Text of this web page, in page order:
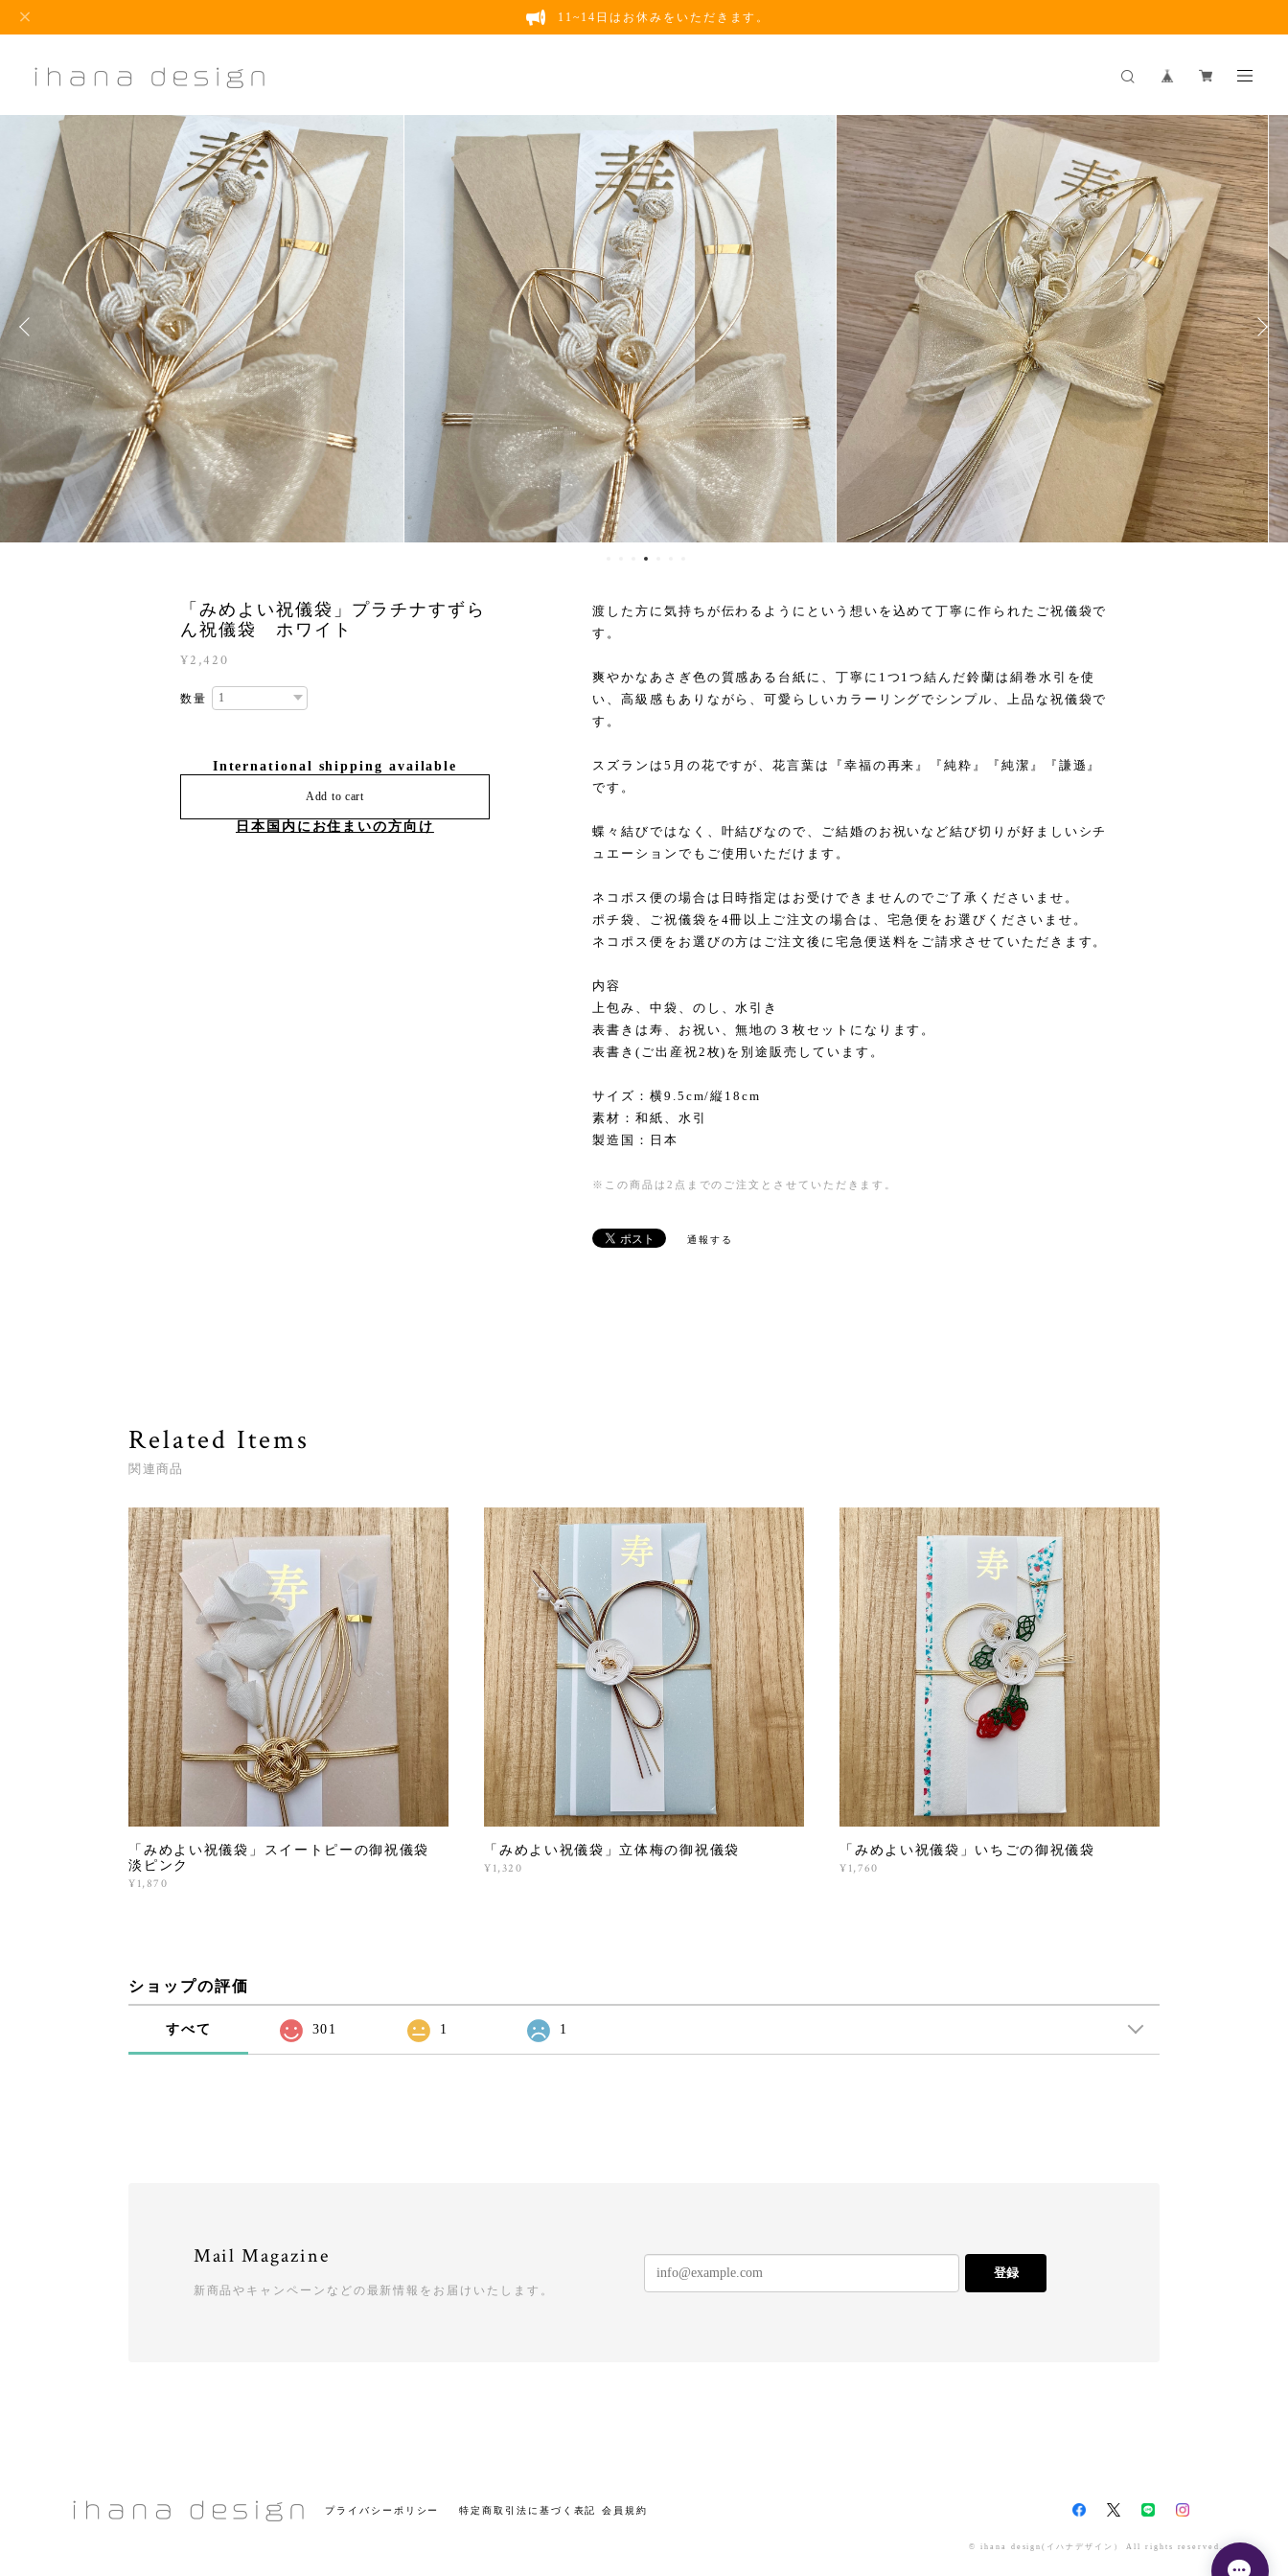
11~14日はお休みをいただきます。
「みめよい祝儀袋」プラチナすずら
ん祝儀袋 ホワイト
¥2,420
数量
International shipping available
Add to cart
日本国内にお住まいの方向け
渡した方に気持ちが伝わるようにという想いを込めて丁寧に作られたご祝儀袋で
す。
爽やかなあさぎ色の質感ある台紙に、丁寧に1つ1つ結んだ鈴蘭は絹巻水引を使
い、高級感もありながら、可愛らしいカラーリングでシンプル、上品な祝儀袋で
す。
スズランは5月の花ですが、花言葉は『幸福の再来』『純粋』『純潔』『謙遜』
です。
蝶々結びではなく、叶結びなので、ご結婚のお祝いなど結び切りが好ましいシチ
ュエーションでもご使用いただけます。
ネコポス便の場合は日時指定はお受けできませんのでご了承くださいませ。
ポチ袋、ご祝儀袋を4冊以上ご注文の場合は、宅急便をお選びくださいませ。
ネコポス便をお選びの方はご注文後に宅急便送料をご請求させていただきます。
内容
上包み、中袋、のし、水引き
表書きは寿、お祝い、無地の３枚セットになります。
表書き(ご出産祝2枚)を別途販売しています。
サイズ：横9.5cm/縦18cm
素材：和紙、水引
製造国：日本
※この商品は2点までのご注文とさせていただきます。
通報する
Related Items
関連商品
「みめよい祝儀袋」スイートピーの御祝儀袋
淡ピンク
¥1,870
「みめよい祝儀袋」立体梅の御祝儀袋
¥1,320
「みめよい祝儀袋」いちごの御祝儀袋
¥1,760
ショップの評価
すべて 301 1 1
Mail Magazine
新商品やキャンペーンなどの最新情報をお届けいたします。
登録
プライバシーポリシー 特定商取引法に基づく表記 会員規約
© ihana design(イハナデザイン） All rights reserved.